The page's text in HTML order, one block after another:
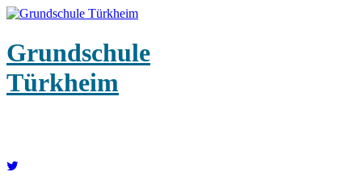
Grundschule
Türkheim